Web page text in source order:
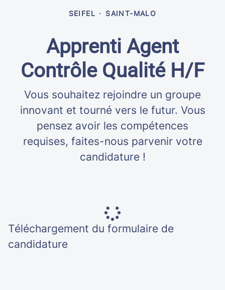
SEIFEL · SAINT-MALO
Apprenti Agent
Contrôle Qualité H/F
Vous souhaitez rejoindre un groupe
innovant et tourné vers le futur. Vous
pensez avoir les compétences
requises, faites-nous parvenir votre
candidature !
Téléchargement du formulaire de
candidature